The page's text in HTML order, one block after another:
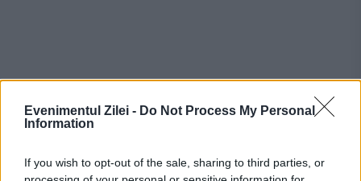
Evenimentul Zilei - Do Not Process My Personal
Information
If you wish to opt-out of the sale, sharing to third parties, or